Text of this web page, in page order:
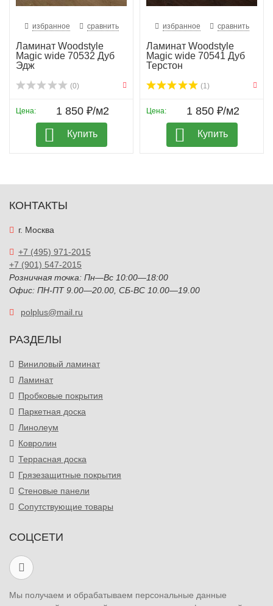
избранное сравнить
Ламинат Woodstyle
Magic wide 70532 Дуб
Эдж
(0)
Цена: 1 850 ₽/м2
Купить
избранное сравнить
Ламинат Woodstyle
Magic wide 70541 Дуб
Терстон
(1)
Цена: 1 850 ₽/м2
Купить
КОНТАКТЫ
г. Москва
+7 (495) 971-2015
+7 (901) 547-2015
Розничная точка: Пн—Вс 10:00—18:00
Офис: ПН-ПТ 9.00—20.00, СБ-ВС 10.00—19.00
polplus@mail.ru
РАЗДЕЛЫ
Виниловый ламинат
Ламинат
Пробковые покрытия
Паркетная доска
Линолеум
Ковролин
Террасная доска
Грязезащитные покрытия
Стеновые панели
Сопутствующие товары
СОЦСЕТИ
Мы получаем и обрабатываем персональные данные